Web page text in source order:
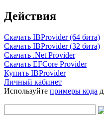
Действия
Скачать IBProvider (64 бита)
Скачать IBProvider (32 бита)
Скачать .Net Provider
Скачать EFCore Provider
Купить IBProvider
Личный кабинет
Используйте примеры кода